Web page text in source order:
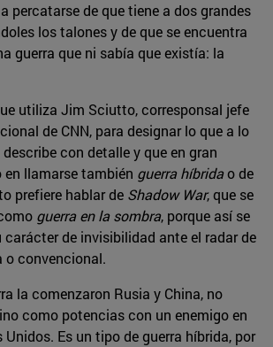
percatarse de que tiene a dos grandes
los talones y de que se encuentra
guerra que ni sabía que existía: la
utiliza Jim Sciutto, corresponsal jefe
de CNN, para designar lo que a lo
con detalle y que en gran
en llamarse también guerra híbridao de
prefiere hablar de Shadow War, que se
guerra en la sombra, porque así se
carácter de invisibilidad ante el radar de
o convencional.
la comenzaron Rusia y China, no
como potencias con un enemigo en
Es un tipo de guerra híbrida, por